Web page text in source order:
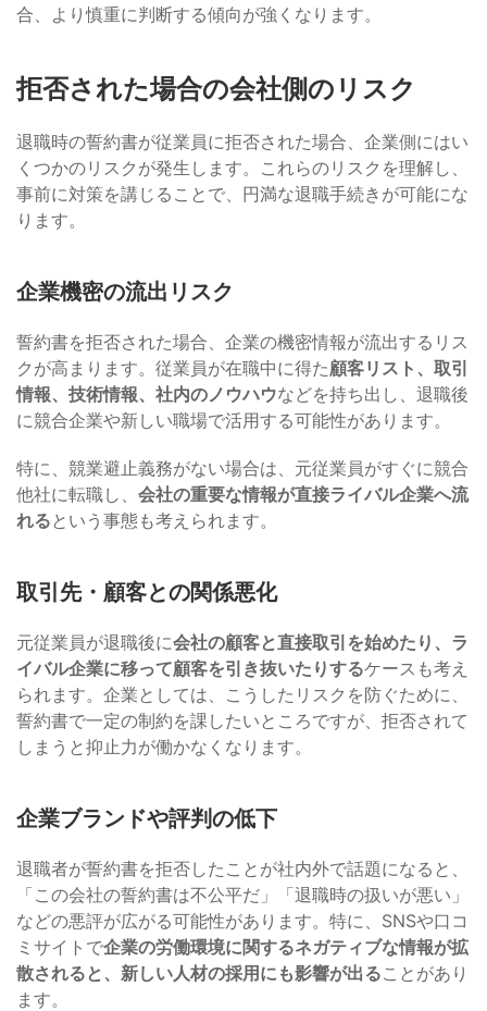
合、より慎重に判断する傾向が強くなります。
拒否された場合の会社側のリスク
退職時の誓約書が従業員に拒否された場合、企業側にはい
くつかのリスクが発生します。これらのリスクを理解し、
事前に対策を講じることで、円満な退職手続きが可能にな
ります。
企業機密の流出リスク
誓約書を拒否された場合、企業の機密情報が流出するリス
クが高まります。従業員が在職中に得た顧客リスト、取引
情報、技術情報、社内のノウハウなどを持ち出し、退職後
に競合企業や新しい職場で活用する可能性があります。
特に、競業避止義務がない場合は、元従業員がすぐに競合
他社に転職し、 会社の重要な情報が直接ライバル企業へ流
れる という事態も考えられます。
取引先・顧客との関係悪化
元従業員が退職後に会社の顧客と直接取引を始めたり、ラ
イバル企業に移って顧客を引き抜いたりするケースも考え
られます。企業としては、こうしたリスクを防ぐために、
誓約書で一定の制約を課したいところですが、拒否されて
しまうと抑止力が働かなくなります。
企業ブランドや評判の低下
退職者が誓約書を拒否したことが社内外で話題になると、
「この会社の誓約書は不公平だ」「退職時の扱いが悪い」
などの悪評が広がる可能性があります。特に、SNSや口コ
ミサイトで企業の労働環境に関するネガティブな情報が拡
散されると、新しい人材の採用にも影響が出ることがあり
ます。